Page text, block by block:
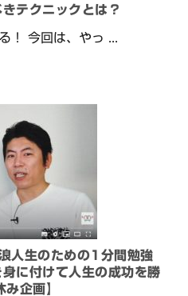
テクニックとは？
！ 今回は、やっ ...
人生のための1分間勉強
に付けて人生の成功を勝
企画】